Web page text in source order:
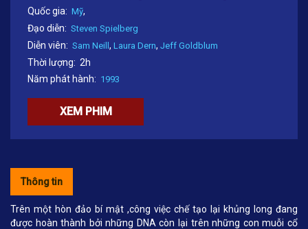
Quốc gia: Mỹ,
Đạo diễn: Steven Spielberg
Diễn viên: Sam Neill, Laura Dern, Jeff Goldblum
Thời lượng: 2h
Năm phát hành: 1993
XEM PHIM
Thông tin
Trên một hòn đảo bí mật ,công việc chế tạo lại khủng long đang
được hoàn thành bởi những DNA còn lại trên những con muỗi cổ